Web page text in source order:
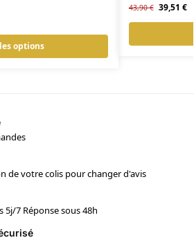
options
43,90€ 39,51 €
de votre colis pour changer d'avis
5j/7 Réponse sous 48h